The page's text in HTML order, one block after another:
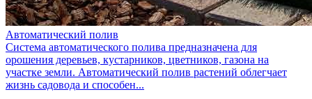
Автоматический полив
Система автоматического полива предназначена для
орошения деревьев, кустарников, цветников, газона на
участке земли. Автоматический полив растений облегчает
жизнь садовода и способен...